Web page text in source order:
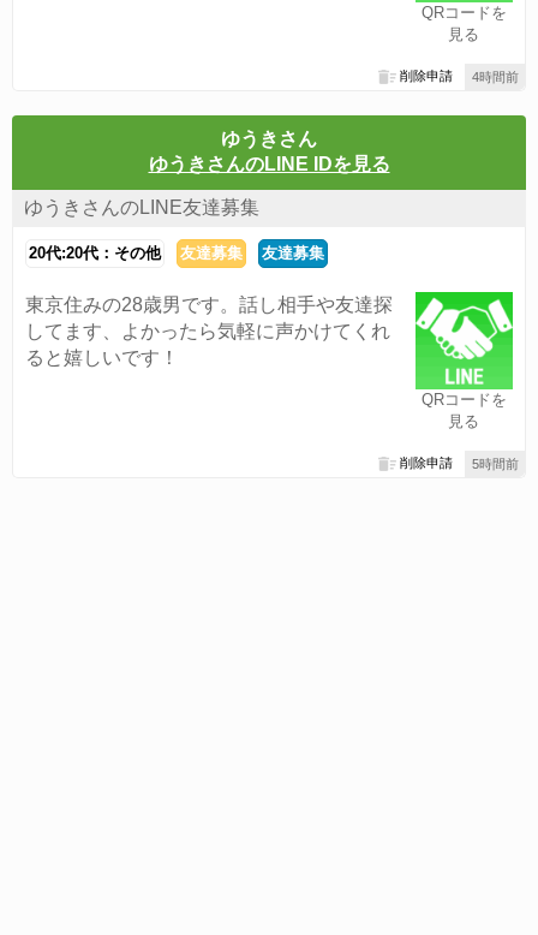
QRコードを
見る
4時間前
削除申請
ゆうきさん
ゆうきさんのLINE IDを見る
ゆうきさんのLINE友達募集
20代:20代：その他 友達募集 友達募集
QRコードを
見る
東京住みの28歳男です。話し相手や友達探
してます、よかったら気軽に声かけてくれ
ると嬉しいです！
5時間前
削除申請